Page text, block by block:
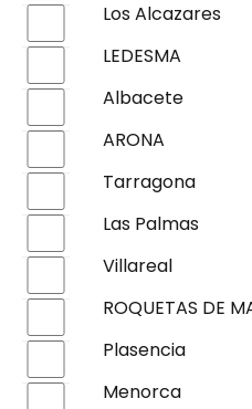
Los Alcazares
LEDESMA
Albacete
ARONA
Tarragona
Las Palmas
Villareal
ROQUETAS DE
Plasencia
Menorca